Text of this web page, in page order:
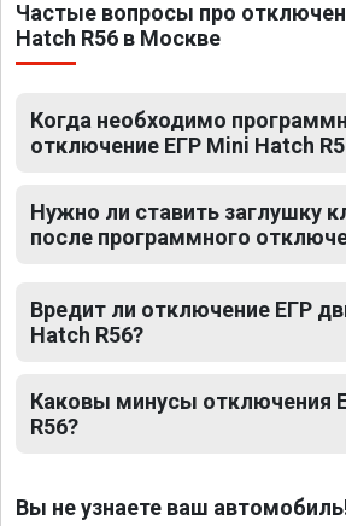
Частые вопросы про
Hatch R56 в Москве
Когда необходимо
отключение ЕГР Mini Hatch
Нужно ли ставить заглушку
после программного
Вредит ли отключение ЕГР
Hatch R56?
Каковы минусы отключения
R56?
Вы не узнаете ваш